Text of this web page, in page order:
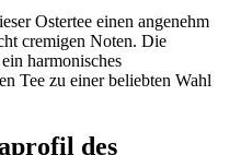
Ostertee einen angenehm
cremigen Noten. Die
harmonisches
Tee zu einer beliebten Wahl
des